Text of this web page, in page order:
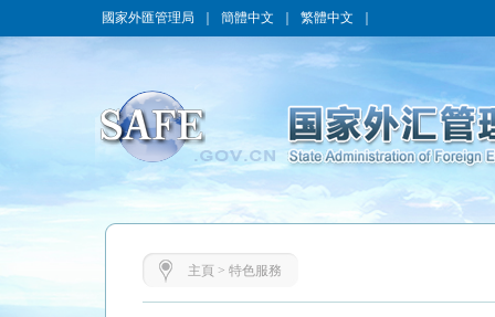
國家外匯管理局 簡體中文 繁體中文
主頁 > 特色服務